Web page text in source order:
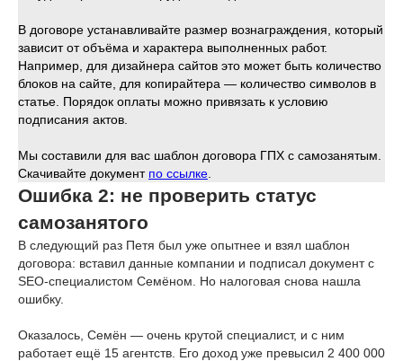
В договоре устанавливайте размер вознаграждения, который
зависит от объёма и характера выполненных работ.
Например, для дизайнера сайтов это может быть количество
блоков на сайте, для копирайтера — количество символов в
статье. Порядок оплаты можно привязать к условию
подписания актов.
Мы составили для вас шаблон договора ГПХ с самозанятым.
Скачивайте документ по ссылке
Ошибка 2: не проверить статус
самозанятого
В следующий раз Петя был уже опытнее и взял шаблон
договора: вставил данные компании и подписал документ с
SEO-специалистом Семёном. Но налоговая снова нашла
ошибку.
Оказалось, Семён — очень крутой специалист, и с ним
работает ещё 15 агентств. Его доход уже превысил 2 400 000